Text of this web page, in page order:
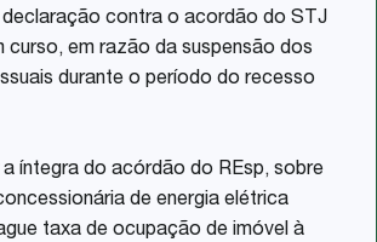
contra o acordão do STJ
curso, em razão da suspensão dos
durante o período do recesso
íntegra do acórdão do REsp, sobre
de energia elétrica
taxa de ocupação de imóvel à